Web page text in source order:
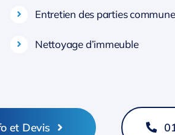
Entretien des parties
Nettoyage d’immeuble
et Devis